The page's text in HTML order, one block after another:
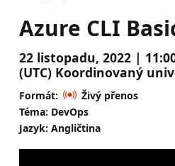
Azure CLI
22 listopadu, 2022 |
(UTC) Koordinovaný
Formát:
Živý přenos
Téma: DevOps
Jazyk: Angličtina